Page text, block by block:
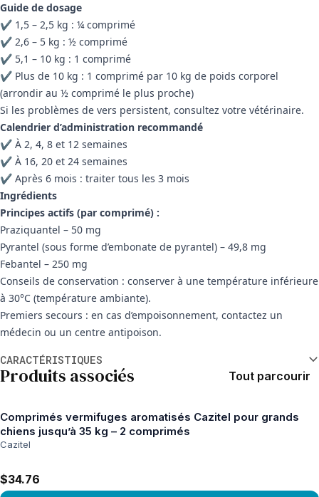
Guide de dosage
✔ 1,5 – 2,5 kg : ¼ comprimé
✔ 2,6 – 5 kg : ½ comprimé
✔ 5,1 – 10 kg : 1 comprimé
✔ Plus de 10 kg : 1 comprimé par 10 kg de poids corporel
(arrondir au ½ comprimé le plus proche)
Si les problèmes de vers persistent, consultez votre vétérinaire.
Calendrier d’administration recommandé
✔ À 2, 4, 8 et 12 semaines
✔ À 16, 20 et 24 semaines
✔ Après 6 mois : traiter tous les 3 mois
Ingrédients
Principes actifs (par comprimé) :
Praziquantel – 50 mg
Pyrantel (sous forme d’embonate de pyrantel) – 49,8 mg
Febantel – 250 mg
Conseils de conservation : conserver à une température inférieure
à 30°C (température ambiante).
Premiers secours : en cas d’empoisonnement, contactez un
médecin ou un centre antipoison.
CARACTÉRISTIQUES
Produits associés Tout parcourir
Comprimés vermifuges aromatisés Cazitel pour grands
chiens jusqu’à 35 kg – 2 comprimés
Cazitel
$34.76